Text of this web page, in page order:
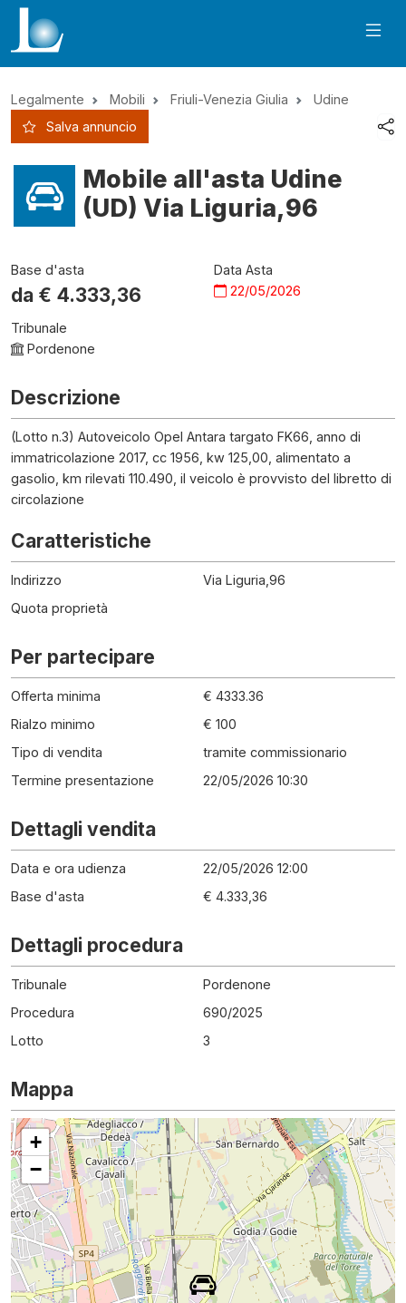
Legalmente Mobili Friuli-Venezia Giulia
Udine
Salva annuncio
Mobile all'asta Udine
(UD) Via Liguria,96
Base d'asta
da € 4.333,36
Data Asta
22/05/2026
Tribunale
Pordenone
Descrizione
(Lotto n.3) Autoveicolo Opel Antara targato FK66, anno di
immatricolazione 2017, cc 1956, kw 125,00, alimentato a
gasolio, km rilevati 110.490, il veicolo è provvisto del libretto di
circolazione
Caratteristiche
Indirizzo
Via Liguria,96
Quota proprietà
Per partecipare
Offerta minima
€ 4333.36
Rialzo minimo
€ 100
Tipo di vendita
tramite commissionario
Termine presentazione
22/05/2026 10:30
Dettagli vendita
Data e ora udienza
22/05/2026 12:00
Base d'asta
€ 4.333,36
Dettagli procedura
Tribunale
Pordenone
Procedura
690/2025
Lotto
3
Mappa
+
−